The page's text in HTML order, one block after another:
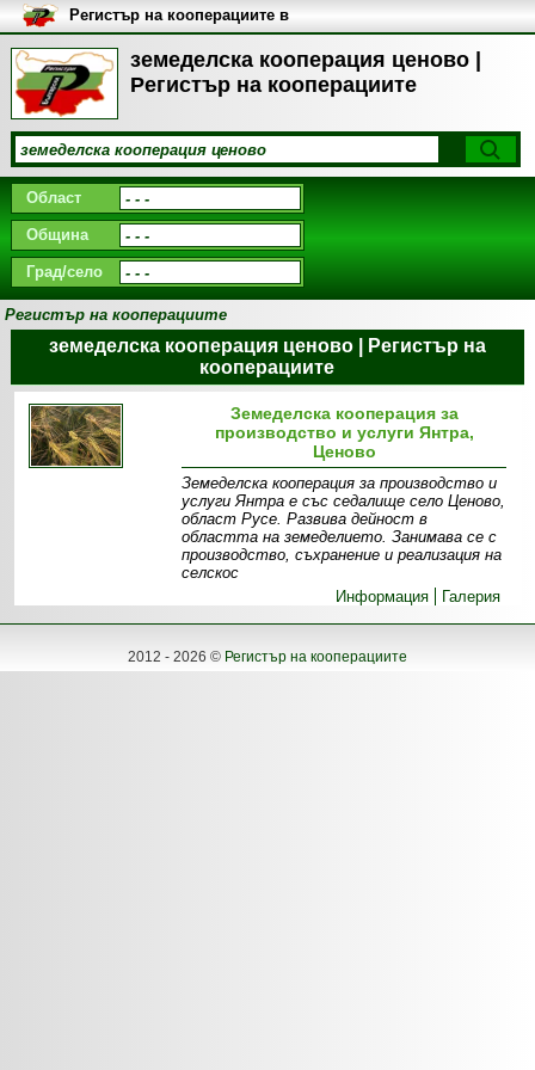
земеделска кооперация ценово |
Регистър на кооперациите
Регистър на кооперациите в
България
Област
Община
Град/село
Регистър на кооперациите
земеделска кооперация ценово | Регистър на
кооперациите
Земеделска кооперация за
производство и услуги Янтра,
Ценово
Земеделска кооперация за производство и
услуги Янтра е със седалище село Ценово,
област Русе. Развива дейност в
областта на земеделието. Занимава се с
производство, съхранение и реализация на
селскос
Информация
Галерия
2012 - 2026 © Регистър на кооперациите